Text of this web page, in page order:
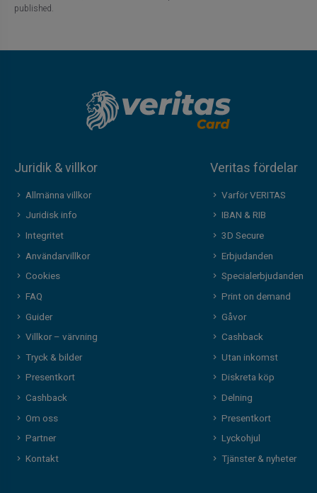
published.
Juridik & villkor
Allmänna villkor
Juridisk info
Integritet
Användarvillkor
Cookies
FAQ
Guider
Villkor – värvning
Tryck & bilder
Presentkort
Cashback
Om oss
Partner
Kontakt
Veritas fördelar
Varför VERITAS
IBAN & RIB
3D Secure
Erbjudanden
Specialerbjudanden
Print on demand
Gåvor
Cashback
Utan inkomst
Diskreta köp
Delning
Presentkort
Lyckohjul
Tjänster & nyheter